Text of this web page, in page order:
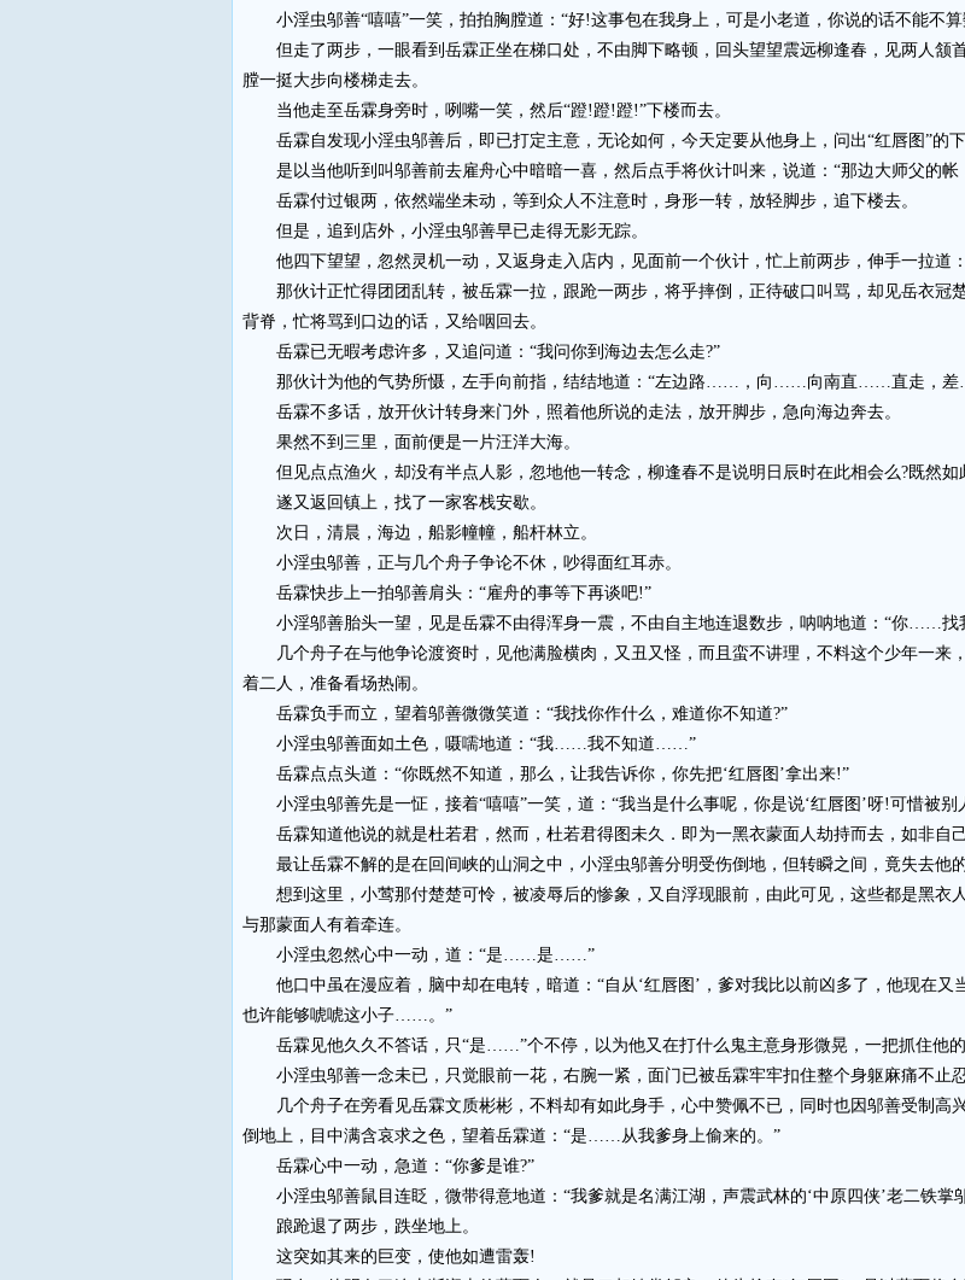
小淫虫邬善“嘻嘻”一笑，拍拍胸膛道：“好!这事包在我身上，可是小老道，你说的话不能不算
但走了两步，一眼看到岳霖正坐在梯口处，不由脚下略顿，回头望望震远柳逢春，见两人颔
膛一挺大步向楼梯走去。
当他走至岳霖身旁时，咧嘴一笑，然后“蹬!蹬!蹬!”下楼而去。
岳霖自发现小淫虫邬善后，即已打定主意，无论如何，今天定要从他身上，问出“红唇图”的下
是以当他听到叫邬善前去雇舟心中暗暗一喜，然后点手将伙计叫来，说道：“那边大师父的帐
岳霖付过银两，依然端坐未动，等到众人不注意时，身形一转，放轻脚步，追下楼去。
但是，追到店外，小淫虫邬善早已走得无影无踪。
他四下望望，忽然灵机一动，又返身走入店内，见面前一个伙计，忙上前两步，伸手一拉道
那伙计正忙得团团乱转，被岳霖一拉，跟跄一两步，将乎摔倒，正待破口叫骂，却见岳衣冠
背脊，忙将骂到口边的话，又给咽回去。
岳霖已无暇考虑许多，又追问道：“我问你到海边去怎么走?”
那伙计为他的气势所慑，左手向前指，结结地道：“左边路……，向……向南直……直走，
岳霖不多话，放开伙计转身来门外，照着他所说的走法，放开脚步，急向海边奔去。
果然不到三里，面前便是一片汪洋大海。
但见点点渔火，却没有半点人影，忽地他一转念，柳逢春不是说明日辰时在此相会么?既然如
遂又返回镇上，找了一家客栈安歇。
次日，清晨，海边，船影幢幢，船杆林立。
小淫虫邬善，正与几个舟子争论不休，吵得面红耳赤。
岳霖快步上一拍邬善肩头：“雇舟的事等下再谈吧!”
小淫邬善胎头一望，见是岳霖不由得浑身一震，不由自主地连退数步，呐呐地道：“你……找
几个舟子在与他争论渡资时，见他满脸横肉，又丑又怪，而且蛮不讲理，不料这个少年一来
着二人，准备看场热闹。
岳霖负手而立，望着邬善微微笑道：“我找你作什么，难道你不知道?”
小淫虫邬善面如土色，嗫嚅地道：“我……我不知道……”
岳霖点点头道：“你既然不知道，那么，让我告诉你，你先把‘红唇图’拿出来!”
小淫虫邬善先是一怔，接着“嘻嘻”一笑，道：“我当是什么事呢，你是说‘红唇图’呀!可惜被
岳霖知道他说的就是杜若君，然而，杜若君得图未久．即为一黑衣蒙面人劫持而去，如非自己
最让岳霖不解的是在回间峡的山洞之中，小淫虫邬善分明受伤倒地，但转瞬之间，竟失去他的
想到这里，小莺那付楚楚可怜，被凌辱后的惨象，又自浮现眼前，由此可见，这些都是黑衣
与那蒙面人有着牵连。
小淫虫忽然心中一动，道：“是……是……”
他口中虽在漫应着，脑中却在电转，暗道：“自从‘红唇图’，爹对我比以前凶多了，他现在
也许能够唬唬这小子……。”
岳霖见他久久不答话，只“是……”个不停，以为他又在打什么鬼主意身形微晃，一把抓住他的
小淫虫邬善一念未已，只觉眼前一花，右腕一紧，面门已被岳霖牢牢扣住整个身躯麻痛不止忍
几个舟子在旁看见岳霖文质彬彬，不料却有如此身手，心中赞佩不已，同时也因邬善受制高
倒地上，目中满含哀求之色，望着岳霖道：“是……从我爹身上偷来的。”
岳霖心中一动，急道：“你爹是谁?”
小淫虫邬善鼠目连眨，微带得意地道：“我爹就是名满江湖，声震武林的‘中原四侠’老二铁
踉跄退了两步，跌坐地上。
这突如其来的巨变，使他如遭雷轰!